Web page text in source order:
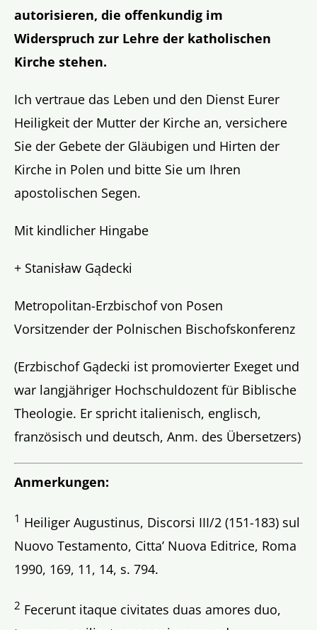
autorisieren, die offenkundig im
Widerspruch zur Lehre der katholischen
Kirche stehen.
Ich vertraue das Leben und den Dienst Eurer
Heiligkeit der Mutter der Kirche an, versichere
Sie der Gebete der Gläubigen und Hirten der
Kirche in Polen und bitte Sie um Ihren
apostolischen Segen.
Mit kindlicher Hingabe
+ Stanisław Gądecki
Metropolitan-Erzbischof von Posen
Vorsitzender der Polnischen Bischofskonferenz
(Erzbischof Gądecki ist promovierter Exeget und
war langjähriger Hochschuldozent für Biblische
Theologie. Er spricht italienisch, englisch,
französisch und deutsch, Anm. des Übersetzers)
Anmerkungen:
1 Heiliger Augustinus, Discorsi III/2 (151-183) sul
Nuovo Testamento, Citta’ Nuova Editrice, Roma
1990, 169, 11, 14, s. 794.
2 Fecerunt itaque civitates duas amores duo,